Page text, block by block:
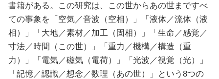
書籍がある。この研究は、この世からあの世まですべ
ての事象を「空気／音波（空相）」「液体／流体（液
相）」「大地／素材／加工（固相）」「生命／感覚／
寸法／時間（この世）」「重力／機構／構造（重
力）」「電気／磁気（電荷）」「光波／視覚（光）」
「記憶／認識／想念／数理（あの世）」という8つの